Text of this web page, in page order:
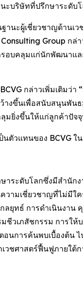
ะบริษัทที่ปรึกษาระดับ
านะผู้เชี่ยวชาญด้าน
Group ก
อบคลุมแก่นักพัฒนาแ
กล่าวเพิ่มเติม
างขึ้นเพื่อสนับสนุน
มยิ่งขึ้นให้แก่ลูกค้าปัจ
ตัวแทนของ BCVG
าระดับโลกซึ่งมีสำนักง
ามเชี่ยวชาญที่ไม่มีใ
ยุทธ์ การดำเนินงาน
ชีวเภสัชกรรม การใ
การค้นพบเบื้องต้น
วชศาสตร์ฟื้นฟูภายใต้